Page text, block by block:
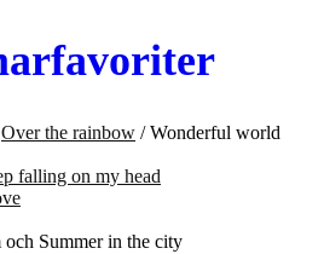
Over the rainbow / Wonderful world
falling on my head
och Summer in the city